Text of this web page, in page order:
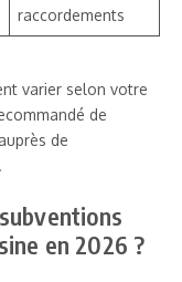
raccordements
varier selon votre
de
de
en 2026 ?